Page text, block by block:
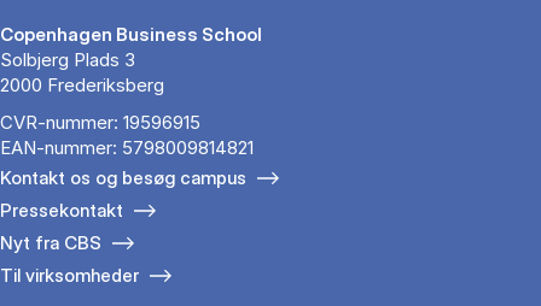
Copenhagen Business School
Solbjerg Plads 3
2000 Frederiksberg
CVR-nummer: 19596915
EAN-nummer: 5798009814821
Kontakt os og besøg campus
Pressekontakt
Nyt fra CBS
Til virksomheder